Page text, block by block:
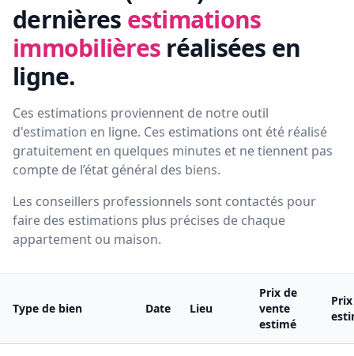
dernières estimations
immobilières réalisées en
ligne.
Ces estimations proviennent de notre outil
d'estimation en ligne. Ces estimations ont été réalisé
gratuitement en quelques minutes et ne tiennent pas
compte de l’état général des biens.
Les conseillers professionnels sont contactés pour
faire des estimations plus précises de chaque
appartement ou maison.
Type de bien Date Lieu
Prix de
vente
estimé